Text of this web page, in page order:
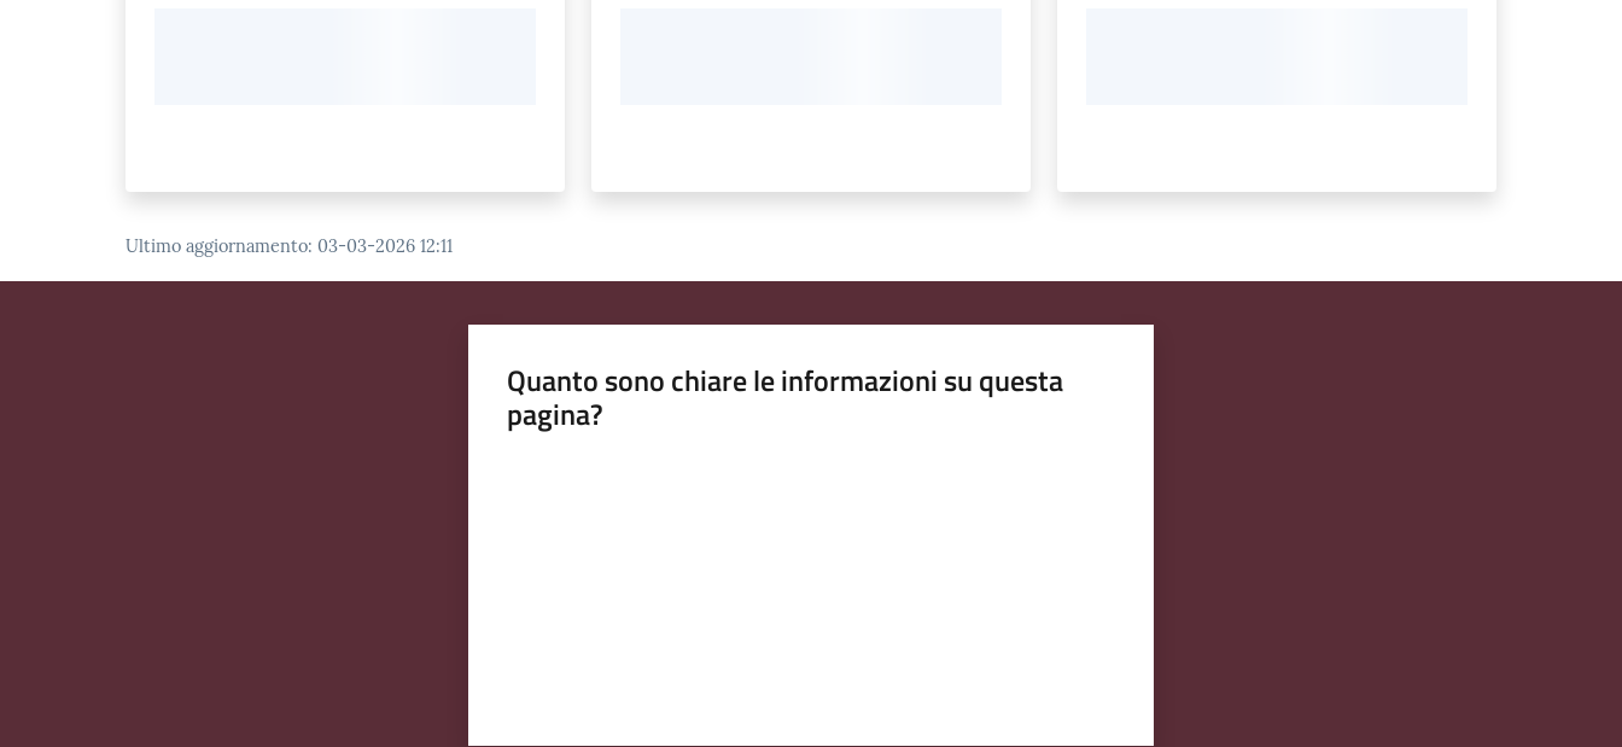
Ultimo aggiornamento: 03-03-2026 12:11
Quanto sono chiare le informazioni su questa
pagina?